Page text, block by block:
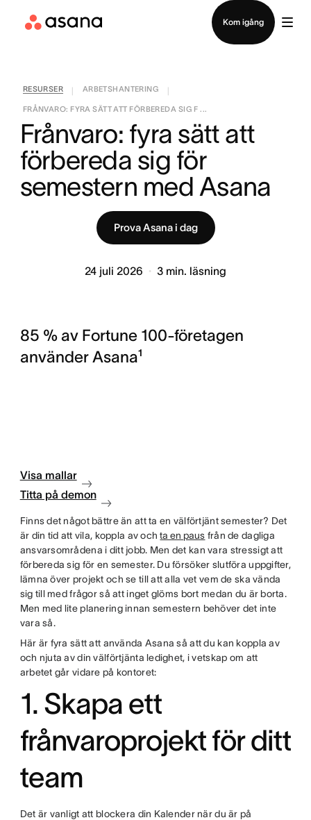
Kom igång
RESURSER ARBETSHANTERING
FRÅNVARO: FYRA SÄTT ATT FÖRBEREDA SIG F ...
Frånvaro: fyra sätt att
förbereda sig för
semestern med Asana
Prova Asana i dag
24 juli 2026 3 min. läsning
85 % av Fortune 100-företagen
använder Asana¹
Visa mallar
Titta på demon
Finns det något bättre än att ta en välförtjänt semester? Det
är din tid att vila, koppla av ochta en paus från de dagliga
ansvarsområdena i ditt jobb. Men det kan vara stressigt att
förbereda sig för en semester. Du försöker slutföra uppgifter,
lämna över projekt och se till att alla vet vem de ska vända
sig till med frågor så att inget glöms bort medan du är borta.
Men med lite planering innan semestern behöver det inte
vara så.
Här är fyra sätt att använda Asana så att du kan koppla av
och njuta av din välförtjänta ledighet, i vetskap om att
arbetet går vidare på kontoret:
1. Skapa ett
frånvaroprojekt för ditt
team
Det är vanligt att blockera din Kalender när du är på